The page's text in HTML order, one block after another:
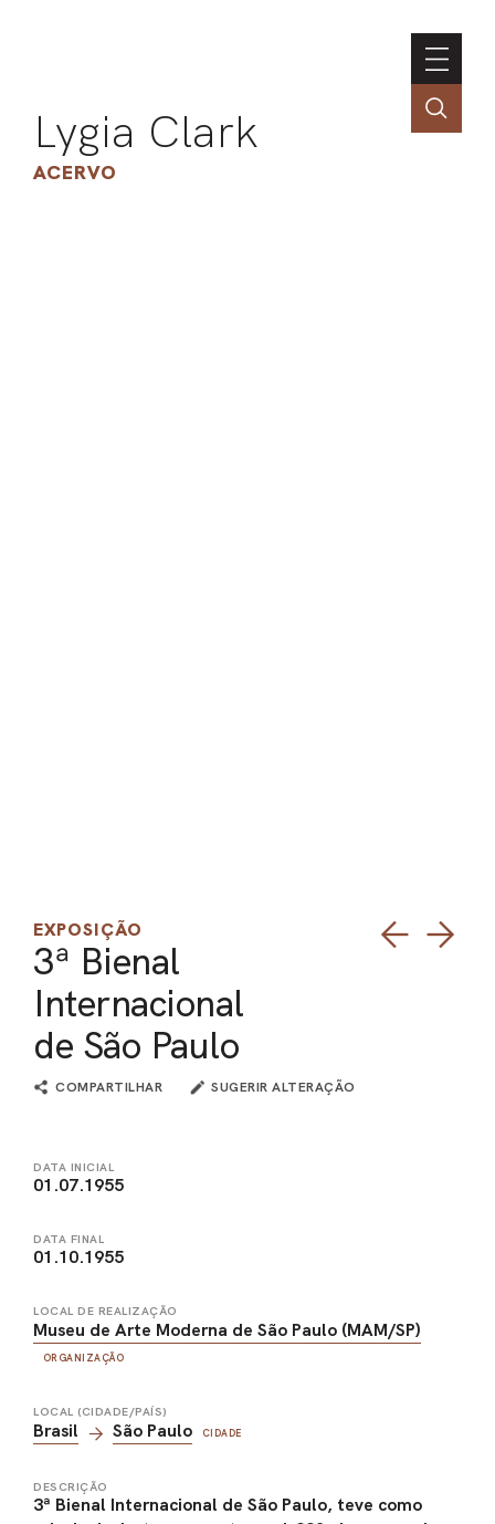
Lygia Clark
ACERVO
EXPOSIÇÃO
3ª Bienal
Internacional
de São Paulo
COMPARTILHAR SUGERIR ALTERAÇÃO
DATA INICIAL
01.07.1955
DATA FINAL
01.10.1955
LOCAL DE REALIZAÇÃO
Museu de Arte Moderna de São Paulo (MAM/SP)
ORGANIZAÇÃO
LOCAL (CIDADE/PAÍS)
Brasil São Paulo CIDADE
DESCRIÇÃO
3ª Bienal Internacional de São Paulo, teve como